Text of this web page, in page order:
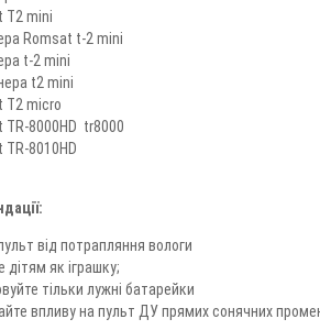
T2 mini
Romsat t-2 mini
t-2 mini
t2 mini
T2 micro
TR-8000HD tr8000
8010HD
від потрапляння вологи
як іграшку;
тільки лужні батарейки
впливу на пульт ДУ прямих сонячних